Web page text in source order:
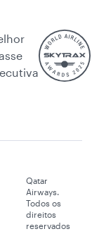
Qatar
Airways.
Todos os
direitos
reservados